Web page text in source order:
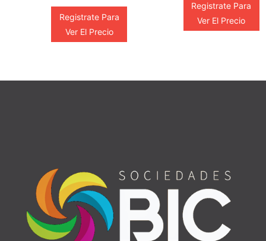
Registrate Para
Ver El Precio
Registrate Para
Ver El Precio